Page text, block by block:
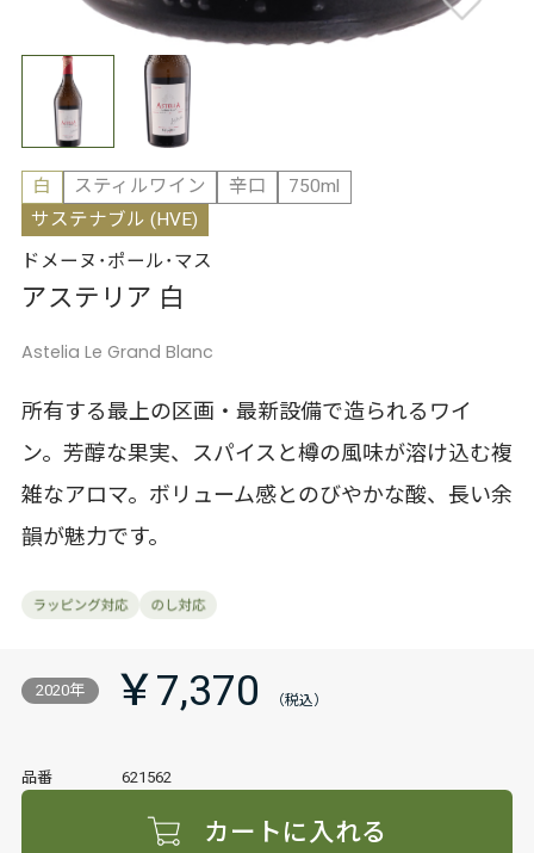
白 スティルワイン 辛口
750ml
サステナブル (HVE)
ドメーヌ･ポール･マス
アステリア 白
Astelia Le Grand Blanc
所有する最上の区画・最新設備で造られるワイ
ン。芳醇な果実、スパイスと樽の風味が溶け込む複
雑なアロマ。ボリューム感とのびやかな酸、長い余
韻が魅力です。
2020年 ￥7,370
品番 621562
カートに入れる